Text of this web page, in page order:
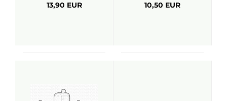
13,90 EUR 10,50 EUR